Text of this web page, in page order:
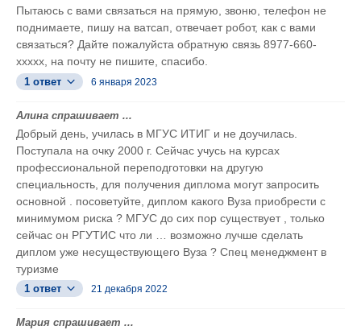
Пытаюсь с вами связаться на прямую, звоню, телефон не
поднимаете, пишу на ватсап, отвечает робот, как с вами
связаться? Дайте пожалуйста обратную связь 8977-660-
xxxxx, на почту не пишите, спасибо.
1 ответ 6 января 2023
Алина спрашивает ...
Добрый день, училась в МГУС ИТИГ и не доучилась.
Поступала на очку 2000 г. Сейчас учусь на курсах
профессиональной переподготовки на другую
специальность, для получения диплома могут запросить
основной . посоветуйте, диплом какого Вуза приобрести с
минимумом риска ? МГУС до сих пор существует , только
сейчас он РГУТИС что ли … возможно лучше сделать
диплом уже несуществующего Вуза ? Спец менеджмент в
туризме
1 ответ 21 декабря 2022
Мария спрашивает ...